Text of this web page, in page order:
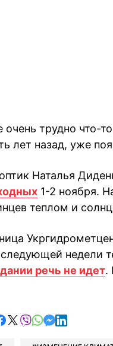
трудно что-
лет назад, уже
Наталья
1-2 ноября.
теплом и
недели
речь не идет.
в Telegram
поделиться в Facebook
поделиться в X
отправить в Viber
отправить в
отправить в